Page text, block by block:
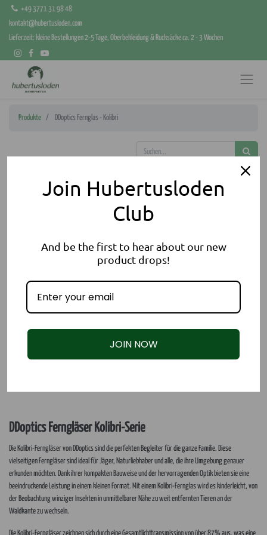
+49 3771 31 98 48
kontakt@hubertusloden.com
Lieferzeit: kleine Bestellungen 2-5 Tage, Oberbekleidung & Rucksäcke ca. 2 - 3 Wochen
Produkte DDoptics Fernglas - Kolibri
DDoptics Ferngläser Kolibri-Serie
Die Kolibri-Ferngläser von DDoptics sind die perfekten Begleiter für die ganze Familie. Diese
vielseitigen Ferngläser sind ideal für Jäger, Naturliebhaber und alle, die ihre Umgebung genauer
erkunden möchten. Dank ihrer kompakten Bauweise und der hervorragenden Optik bieten sie eine
beeindruckende Leistung in einem kleinen Format. Mit einem Kolibri-Fernglas wird es kinderleicht, von
der Beobachtung winziger Insekten in unmittelbarer Nähe zu weit entfernten Tieren an der
Waldkante zu wechseln.
Join Hubertusloden
Club
And be the first to hear about our new
product drops!
JOIN NOW